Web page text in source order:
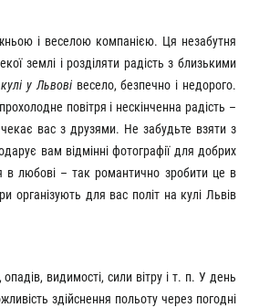
і веселою компанією. Ця незабутня
землі і розділяти радість з близькими
у Львовівесело, безпечно і недорого.
повітря і нескінченна радість –
вас з друзями. Не забудьте взяти з
вам відмінні фотографії для добрих
в любові – так романтично зробити це в
організують для вас політ на кулі Львів
видимості, сили вітру і т. п. У день
здійснення польоту через погодні